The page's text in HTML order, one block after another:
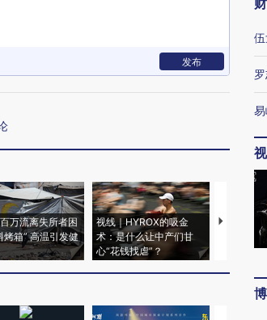
发布
万流离失所者困
烤箱” 高温引发健
视线｜HYROX的吸金
术：是什么让中产们甘
心“花钱找虐”？
马航飞行
粒摇头丸